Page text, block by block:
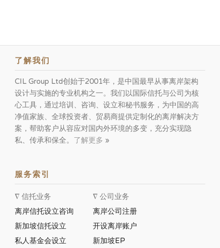
了解我们
CIL Group Ltd创始于2001年，是中国最早从事离岸架构
设计与实施的专业机构之一。我们以国际信托与公司为核
心工具，通过培训、咨询、设立和秘书服务，为中国的高
净值家族、全球投资者、贸易商提供定制化的离岸解决方
案，帮助客户从容应对国内外环境的多变，充分实现隐
私、传承和保全。 了解更多 »
服务索引
∇ 信托业务
离岸信托设立咨询
新加坡信托设立
私人基金会设立
∇ 公司业务
离岸公司注册
开设离岸账户
新加坡EP